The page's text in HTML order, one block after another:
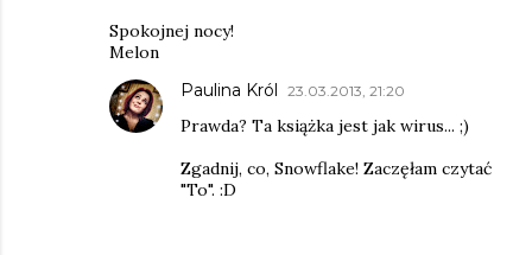
Spokojnej nocy!
Melon
Paulina Król 23.03.2013, 21:20
Prawda? Ta książka jest jak wirus... ;)
Zgadnij, co, Snowflake! Zaczęłam czytać
"To". :D